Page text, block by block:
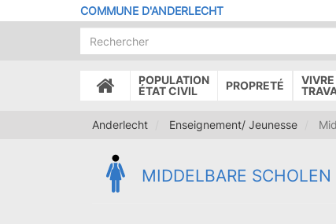
au
COMMUNE D'ANDERLECHT
ACCUEIL
POPULATION
ÉTAT CIVIL
PROPRETÉ
Anderlecht Enseignement/ Jeunesse
MIDDELBARE SCHOLEN